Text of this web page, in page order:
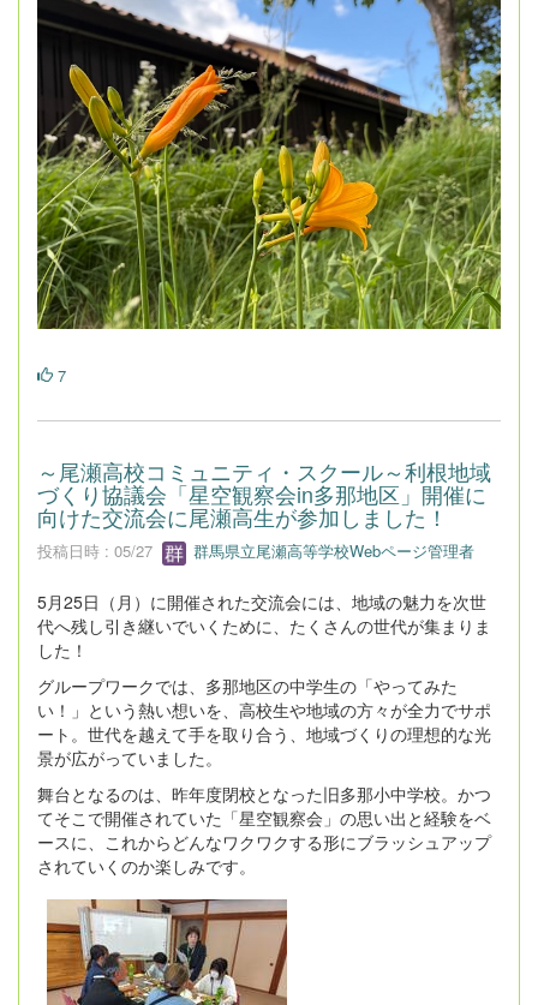
7
～尾瀬高校コミュニティ・スクール～利根地域
づくり協議会「星空観察会in多那地区」開催に
向けた交流会に尾瀬高生が参加しました！
投稿日時 : 05/27 群馬県立尾瀬高等学校Webページ管理者
5月25日（月）に開催された交流会には、地域の魅力を次世
代へ残し引き継いでいくために、たくさんの世代が集まりま
した！
グループワークでは、多那地区の中学生の「やってみた
い！」という熱い想いを、高校生や地域の方々が全力でサポ
ート。世代を越えて手を取り合う、地域づくりの理想的な光
景が広がっていました。
舞台となるのは、昨年度閉校となった旧多那小中学校。かつ
てそこで開催されていた「星空観察会」の思い出と経験をベ
ースに、これからどんなワクワクする形にブラッシュアップ
されていくのか楽しみです。